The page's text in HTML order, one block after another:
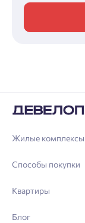
Жилые комплексы
Способы покупки
Квартиры
Блог